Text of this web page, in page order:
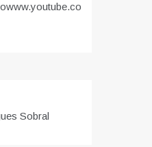
www.youtube.co
Sobral